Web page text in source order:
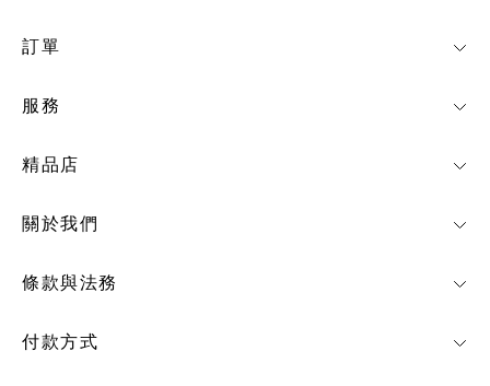
付款方式
訂單
服務
精品店
關於我們
條款與法務